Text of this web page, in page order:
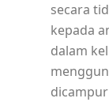
secara
kepada
dalam